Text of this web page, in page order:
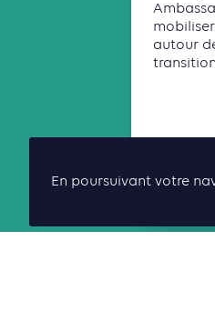
autour
Lire la
En poursuivant votre